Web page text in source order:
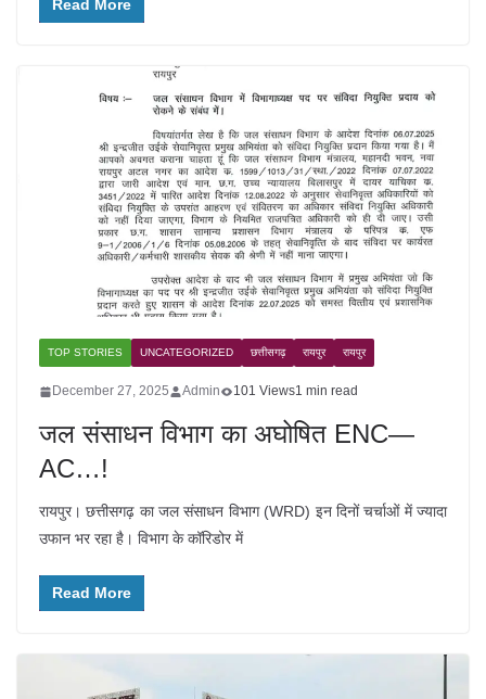
Read More
TOP STORIES UNCATEGORIZED छत्तीसगढ़ रायपुर रायपुर
December 27, 2025 Admin 101 Views1 min read
जल संसाधन विभाग का अघोषित ENC—
AC…!
रायपुर। छत्तीसगढ़ का जल संसाधन विभाग (WRD) इन दिनों चर्चाओं में ज्यादा
उफान भर रहा है। विभाग के कॉरिडोर में
Read More